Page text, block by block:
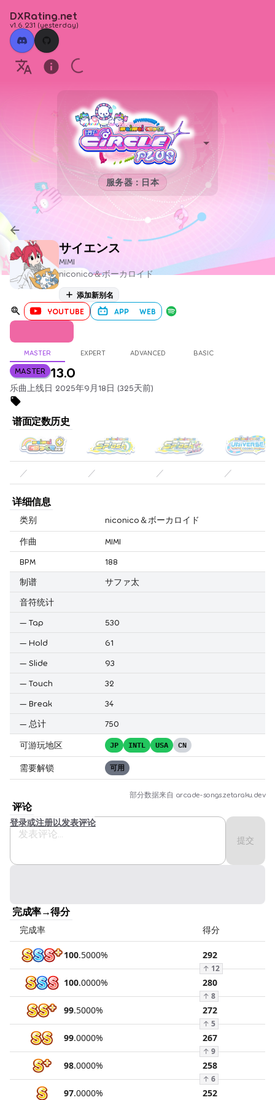
DXRating.net
v1.6.231 (yesterday)
服务器：日本
サイエンス
MIMI
niconico＆ボーカロイド
添加新别名
YOUTUBE APP WEB
MASTER EXPERT ADVANCED BASIC
MASTER 13.0
乐曲上线日 2025年9月18日 (325天前)
谱面定数历史
／ ／ ／ ／
详细信息
类别 niconico＆ボーカロイド
作曲
MIMI
BPM
188
制谱
サファ太
音符统计
— Tap
530
— Hold
61
— Slide
93
— Touch
32
— Break
34
— 总计 750
可游玩地区 JP INTL USA CN
需要解锁 可用
部分数据来自 arcade-songs.zetaraku.dev
评论
提交
登录或注册以发表评论
完成率→得分
完成率 得分
100.5000% 292
↑ 12
100.0000% 280
↑ 8
99.5000% 272
↑ 5
99.0000% 267
↑ 9
98.0000% 258
↑ 6
97.0000% 252